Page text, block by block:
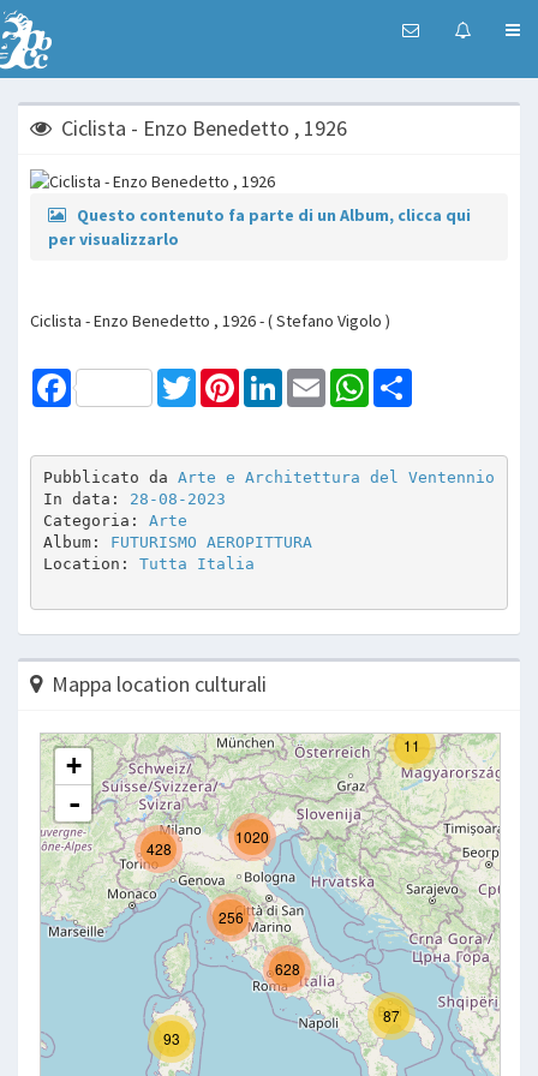
Ciclista - Enzo Benedetto , 1926
Questo contenuto fa parte di un Album, clicca qui
per visualizzarlo
Ciclista - Enzo Benedetto , 1926 - ( Stefano Vigolo )
Facebook TwitterPinterestLinkedInEmail WhatsApp
Pubblicato da Arte e Architettura del Ventennio
In data: 28-08-2023
Categoria: Arte
Album: FUTURISMO AEROPITTURA
Location: Tutta Italia
Mappa location culturali